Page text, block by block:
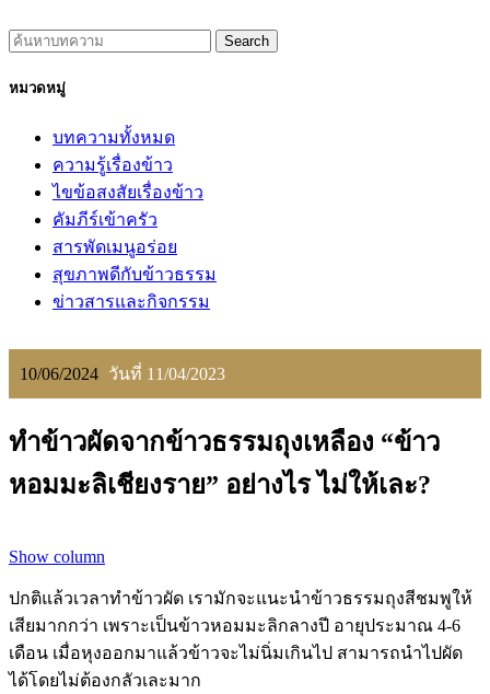
Search
หมวดหมู่
บทความทั้งหมด
ความรู้เรื่องข้าว
ไขข้อสงสัยเรื่องข้าว
คัมภีร์เข้าครัว
สารพัดเมนูอร่อย
สุขภาพดีกับข้าวธรรม
ข่าวสารและกิจกรรม
10/06/2024 วันที่ 11/04/2023
ทำข้าวผัดจากข้าวธรรมถุงเหลือง “ข้าว
หอมมะลิเชียงราย” อย่างไร ไม่ให้เละ?
Show column
ปกติแล้วเวลาทำข้าวผัด เรามักจะแนะนำข้าวธรรมถุงสีชมพูให้
เสียมากกว่า เพราะเป็นข้าวหอมมะลิกลางปี อายุประมาณ 4-6
เดือน เมื่อหุงออกมาแล้วข้าวจะไม่นิ่มเกินไป สามารถนำไปผัด
ได้โดยไม่ต้องกลัวเละมาก